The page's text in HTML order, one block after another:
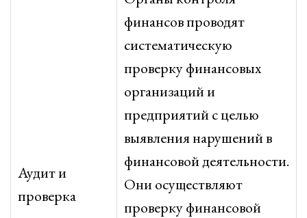
Аудит и
проверка
финансов проводят
систематическую
проверку финансовых
организаций и
предприятий с целью
выявления нарушений в
финансовой деятельности.
Они осуществляют
проверку финансовой